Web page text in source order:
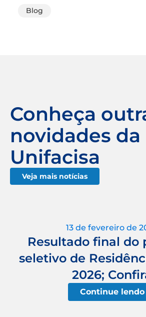
Blog
Conheça
novidades da
Unifacisa
Veja mais notícias
13 de fevereiro de
Resultado final do
seletivo de
2026;
Continue lendo